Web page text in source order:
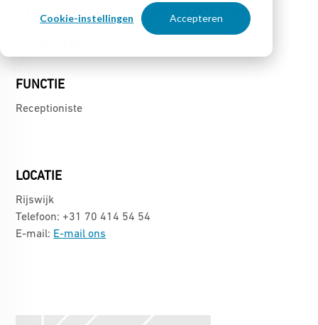
Cookie-instellingen Accepteren
MAAK KENNIS MET HELEN
FUNCTIE
Receptioniste
LOCATIE
Rijswijk
Telefoon: +31 70 414 54 54
E-mail: E-mail ons